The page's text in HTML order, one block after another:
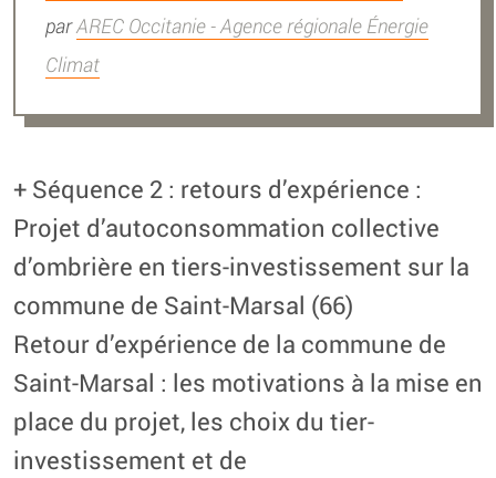
parAREC Occitanie - Agence régionale Énergie
Climat
+ Séquence 2 : retours d’expérience :
Projet d’autoconsommation collective
d’ombrière en tiers-investissement sur la
commune de Saint-Marsal (66)
Retour d’expérience de la commune de
Saint-Marsal : les motivations à la mise en
place du projet, les choix du tier-
investissement et de